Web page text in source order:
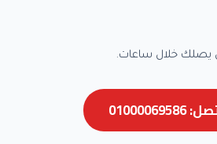
يصلك خلال ساعات.